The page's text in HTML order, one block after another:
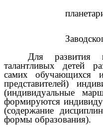
Для развития
талантливых детей
самих обучающихся
представителей)
(индивидуальные
формируются
(содержание
формы образования).